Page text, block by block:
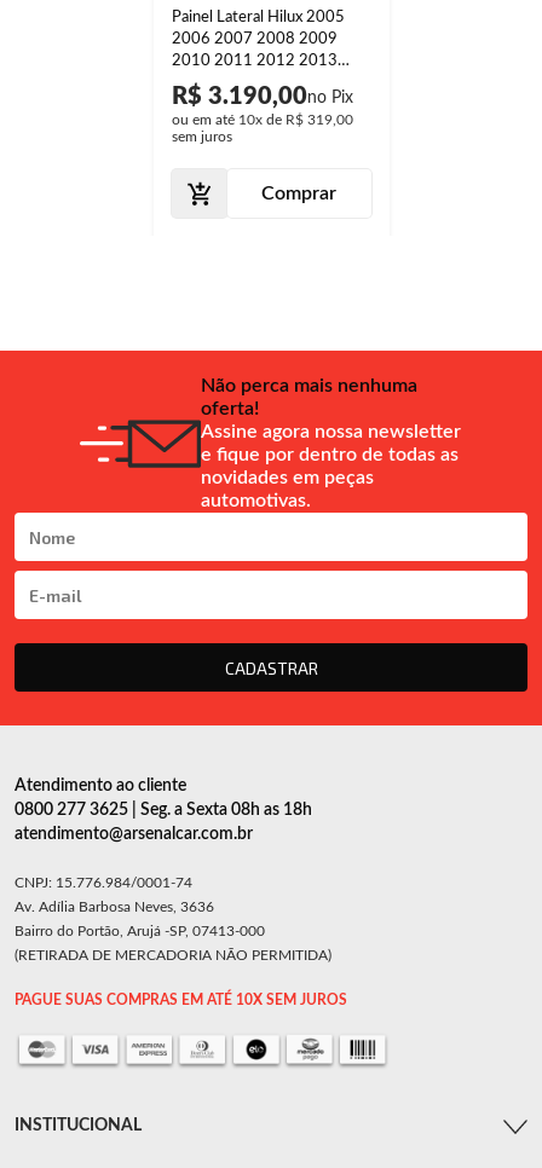
Painel Lateral Hilux 2005
2006 2007 2008 2009
2010 2011 2012 2013
2014 2015 Interno Porta
R$ 3.190,00
ou em até 10xde R$ 319,00
sem juros
Comprar
Não perca mais nenhuma
oferta!
Assine agora nossa newsletter
e fique por dentro de todas as
novidades em peças
automotivas.
CADASTRAR
Atendimento ao cliente
0800 277 3625 | Seg. a Sexta 08h as 18h
atendimento@arsenalcar.com.br
CNPJ: 15.776.984/0001-74
Av. Adília Barbosa Neves, 3636
Bairro do Portão, Arujá -SP, 07413-000
(RETIRADA DE MERCADORIA NÃO PERMITIDA)
PAGUE SUAS COMPRAS EM ATÉ 10X SEM JUROS
INSTITUCIONAL